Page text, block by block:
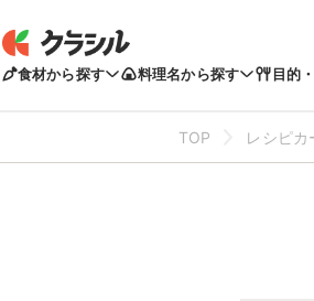
食材から探す 料理名から探す 目的
TOP レシピカ